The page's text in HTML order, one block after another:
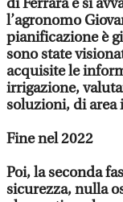
di Ferrara e si
l’agronomo
pianificazione è
sono state
acquisite le
irrigazione,
soluzioni, di area
Fine nel 2022
Poi, la seconda
sicurezza, nulla